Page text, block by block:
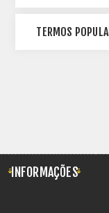
TERMOS
INFORMAÇÕES